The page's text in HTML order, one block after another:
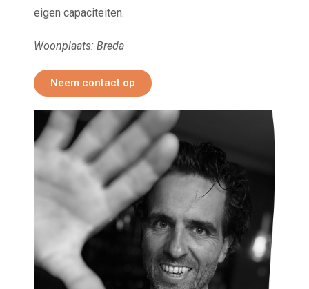
eigen capaciteiten.
Woonplaats: Breda
Neem contact op